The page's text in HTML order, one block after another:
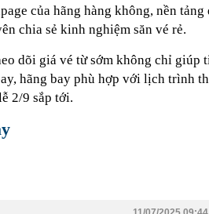
của hãng hàng không, nền
chia sẻ kinh nghiệm săn vé rẻ.
dõi giá vé từ sớm không chỉ giúp
hãng bay phù hợp với lịch trình
2/9 sắp tới.